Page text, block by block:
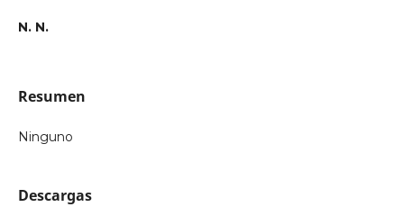
N. N.
Resumen
Ninguno
Descargas